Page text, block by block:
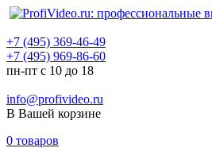
+7 (495) 369-46-49
+7 (495) 969-86-60
пн-пт с 10 до 18
info@profivideo.ru
В Вашей корзине
0 товаров